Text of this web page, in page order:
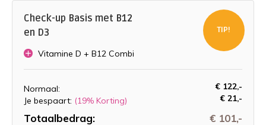
aandoeningen.
Of bestel testen bij na ontvangst van je uitslag, uit het
bloed dat op het lab enkele dagen bewaard blijft.
Check-up Basis met B12
en D3
Vitamine D + B12 Combi
Normaal:
€ 122,-
Je bespaart: (19% Korting) € 21,-
Totaalbedrag: € 101,-
TIP!